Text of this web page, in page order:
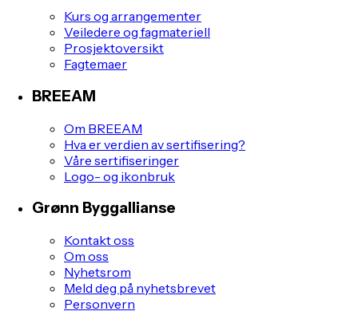
Kurs og arrangementer
Veiledere og fagmateriell
Prosjektoversikt
Fagtemaer
BREEAM
Om BREEAM
Hva er verdien av sertifisering?
Våre sertifiseringer
Logo- og ikonbruk
Grønn Byggallianse
Kontakt oss
Om oss
Nyhetsrom
Meld deg på nyhetsbrevet
Personvern